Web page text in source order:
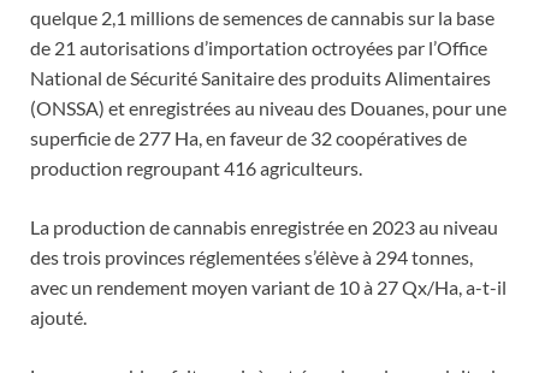
quelque 2,1 millions de semences de cannabis sur la base
de 21 autorisations d’importation octroyées par l’Office
National de Sécurité Sanitaire des produits Alimentaires
(ONSSA) et enregistrées au niveau des Douanes, pour une
superficie de 277 Ha, en faveur de 32 coopératives de
production regroupant 416 agriculteurs.
La production de cannabis enregistrée en 2023 au niveau
des trois provinces réglementées s’élève à 294 tonnes,
avec un rendement moyen variant de 10 à 27 Qx/Ha, a-t-il
ajouté.